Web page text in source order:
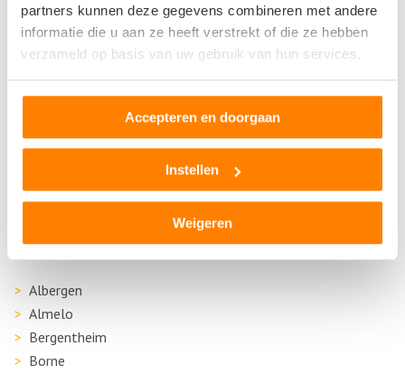
partners kunnen deze gegevens combineren met andere
informatie die u aan ze heeft verstrekt of die ze hebben
verzameld op basis van uw gebruik van hun services.
Accepteren en doorgaan
Instellen
Weigeren
Auto- & Demontagebedrijf Eijsink
Noordsingel 39
7482SZ Haaksbergen
0beoordelingen
Autosloperij in de buurt van Oldenzaal
Albergen
Almelo
Bergentheim
Borne